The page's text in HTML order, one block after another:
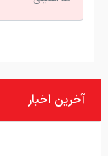
آخرین اخبار